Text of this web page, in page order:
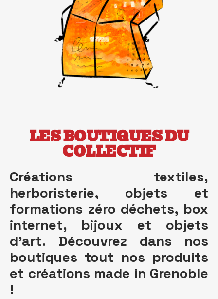
LES BOUTIQUES DU
COLLECTIF
Créations textiles,
herboristerie, objets et
formations zéro déchets, box
internet, bijoux et objets
d'art. Découvrez dans nos
boutiques tout nos produits
et créations made in Grenoble
!